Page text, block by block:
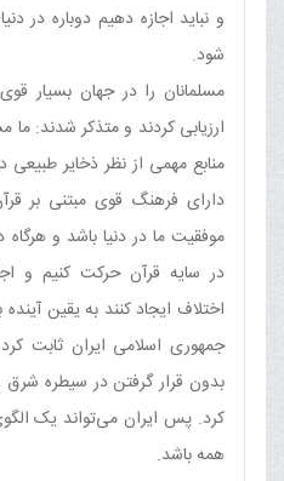
و نباید اجازه دهیم دوباره در
شود.
مسلمانان را در جهان بسیار
ارزیابی کردند و متذکر شدند: ما
منابع مهمی از نظر ذخایر طبیعی
دارای فرهنگ قوی مبتنی بر
موفقیت ما در دنیا باشد و
در سایه قرآن حرکت کنیم و
اختلاف ایجاد کنند به یقین
جمهوری اسلامی ایران ثابت
بدون قرار گرفتن در سیطره
کرد. پس ایران می‌تواند یک
همه باشد.